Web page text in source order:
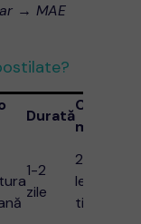
→ MAE
Durată
Cost
mediu
1-2
zile
20-30
lei
timbru